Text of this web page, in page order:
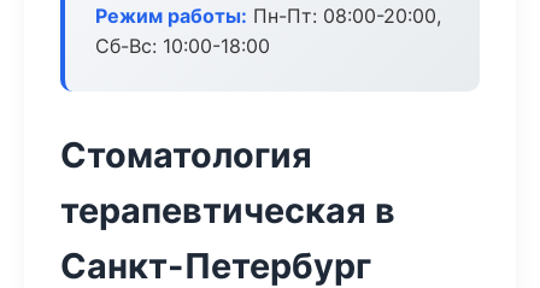
Режим работы: Пн-Пт: 08:00-20:00,
Сб-Вс: 10:00-18:00
Стоматология
терапевтическая в
Санкт-Петербург